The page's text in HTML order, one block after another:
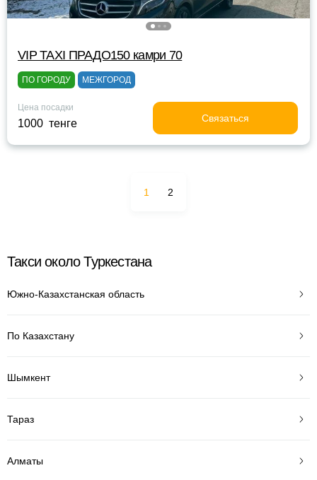
VIP TAXI ПРАДО150 камри 70
ПО ГОРОДУ МЕЖГОРОД
Цена посадки
1000 тенге Связаться
1 2
Такси около Туркестана
Южно-Казахстанская область
По Казахстану
Шымкент
Тараз
Алматы